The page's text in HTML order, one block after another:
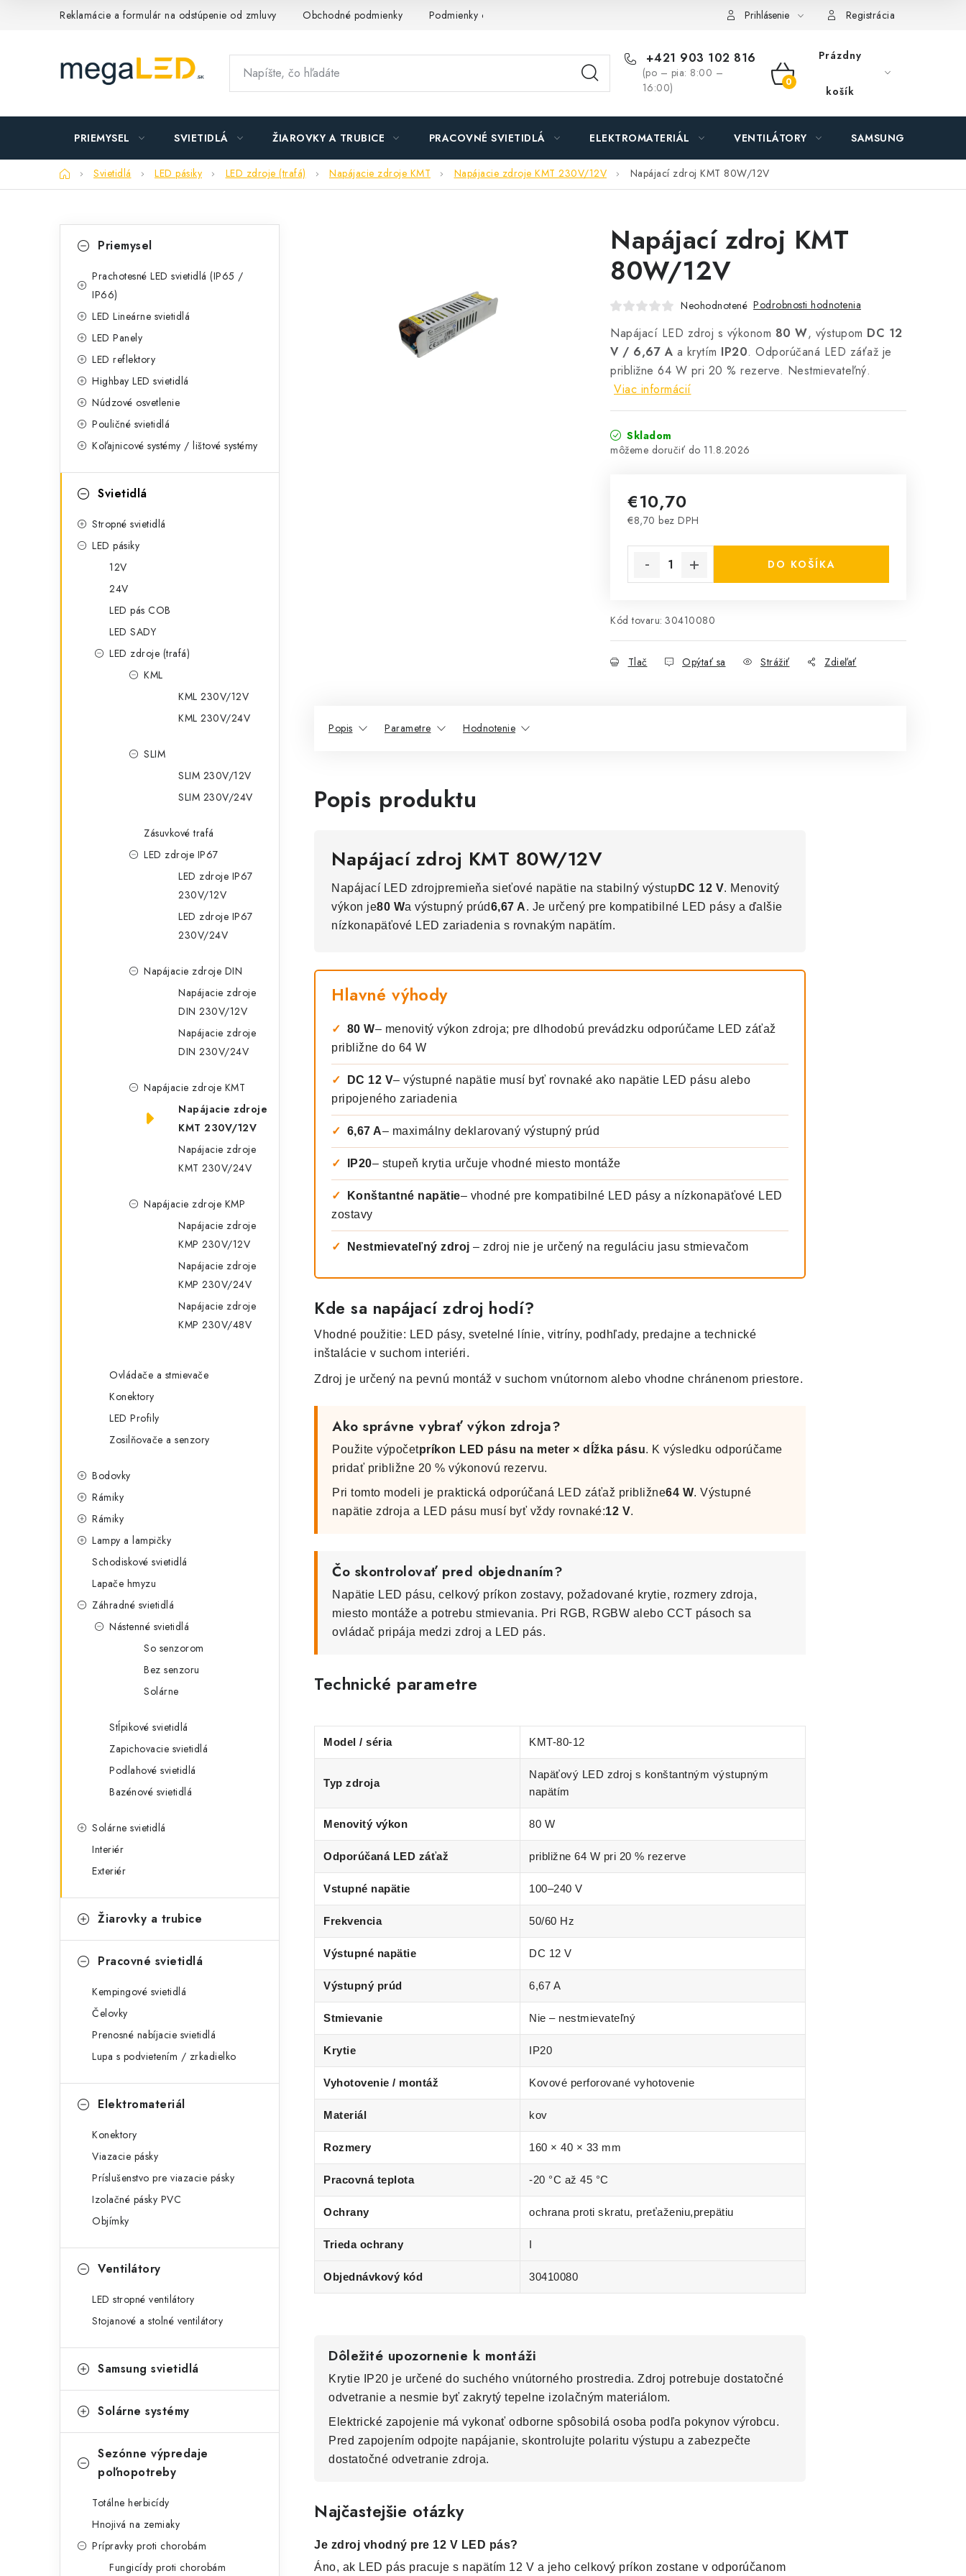
Reklamácie a formulár na odstúpenie od zmluvy Obchodné podmienky Podmienky ochrany osobných údajov O nás - MEGALED & JANTON Zákamenné Zľavy pre profíkov
Prihlásenie Registrácia
+421 903 102 816
(po – pia: 8:00 –
16:00)
NÁKUPNÝ
KOŠÍK
Prázdny
košík
PRIEMYSEL SVIETIDLÁ ŽIAROVKY A TRUBICE PRACOVNÉ SVIETIDLÁ ELEKTROMATERIÁL VENTILÁTORY SAMSUNG SVIETIDLÁ
DomovSvietidlá LED pásiky LED zdroje (trafá) Napájacie zdroje KMT Napájacie zdroje KMT 230V/12V Napájací zdroj KMT 80W/12V
l
kategóriePriemysel
Prachotesné LED svietidlá (IP65 /
IP66)
LED Lineárne svietidlá
LED Panely
LED reflektory
Highbay LED svietidlá
Núdzové osvetlenie
Pouličné svietidlá
Koľajnicové systémy / lištové systémy
Svietidlá
Stropné svietidlá
LED pásiky
12V
24V
LED pás COB
LED SADY
LED zdroje (trafá)
KML
KML 230V/12V
KML 230V/24V
SLIM
SLIM 230V/12V
SLIM 230V/24V
Zásuvkové trafá
LED zdroje IP67
LED zdroje IP67
230V/12V
LED zdroje IP67
230V/24V
Napájacie zdroje DIN
Napájacie zdroje
DIN 230V/12V
Napájacie zdroje
DIN 230V/24V
Napájacie zdroje KMT
Napájacie zdroje
KMT 230V/12V
Napájacie zdroje
KMT 230V/24V
Napájacie zdroje KMP
Napájacie zdroje
KMP 230V/12V
Napájacie zdroje
KMP 230V/24V
Napájacie zdroje
KMP 230V/48V
Ovládače a stmievače
Konektory
LED Profily
Zosilňovače a senzory
Bodovky
Rámiky
Rámiky
Lampy a lampičky
Schodiskové svietidlá
Lapače hmyzu
Záhradné svietidlá
Nástenné svietidlá
So senzorom
Bez senzoru
Solárne
Stĺpikové svietidlá
Zapichovacie svietidlá
Podlahové svietidlá
Bazénové svietidlá
Solárne svietidlá
Interiér
Exteriér
Žiarovky a trubice
Pracovné svietidlá
Kempingové svietidlá
Čelovky
Prenosné nabíjacie svietidlá
Lupa s podvietením / zrkadielko
Elektromateriál
Konektory
Viazacie pásky
Príslušenstvo pre viazacie pásky
Izolačné pásky PVC
Objímky
Ventilátory
LED stropné ventilátory
Stojanové a stolné ventilátory
Samsung svietidlá
Solárne systémy
Sezónne výpredaje
poľnopotreby
Totálne herbicídy
Hnojivá na zemiaky
Prípravky proti chorobám
Fungicídy proti chorobám
Napájací zdroj KMT
80W/12V
Neohodnotené Podrobnosti hodnotenia
Napájací LED zdroj s výkonom 80 W, výstupom DC 12
V / 6,67 A a krytím IP20. Odporúčaná LED záťaž je
približne 64 W pri 20 % rezerve. Nestmievateľný.
Viac informácií
Skladom
11.8.2026
€10,70
€8,70 bez DPH
DO KOŠÍKA
Kód tovaru: 30410080
Tlač Opýtať sa Strážiť Zdieľať
Popis Parametre Hodnotenie
Popis produktu
Napájací zdroj KMT 80W/12V
Napájací LED zdrojpremieňa sieťové napätie na stabilný výstup DC 12 V. Menovitý
výkon je80 Wa výstupný prúd6,67 A. Je určený pre kompatibilné LED pásy a ďalšie
nízkonapäťové LED zariadenia s rovnakým napätím.
Hlavné výhody
✓ 80 W– menovitý výkon zdroja; pre dlhodobú prevádzku odporúčame LED záťaž
približne do 64 W
✓ DC 12 V– výstupné napätie musí byť rovnaké ako napätie LED pásu alebo
pripojeného zariadenia
✓ 6,67 A– maximálny deklarovaný výstupný prúd
✓ IP20– stupeň krytia určuje vhodné miesto montáže
✓ Konštantné napätie– vhodné pre kompatibilné LED pásy a nízkonapäťové LED
zostavy
✓ Nestmievateľný zdroj – zdroj nie je určený na reguláciu jasu stmievačom
Kde sa napájací zdroj hodí?
Vhodné použitie: LED pásy, svetelné línie, vitríny, podhľady, predajne a technické
inštalácie v suchom interiéri.
Zdroj je určený na pevnú montáž v suchom vnútornom alebo vhodne chránenom priestore.
Ako správne vybrať výkon zdroja?
Použite výpočetpríkon LED pásu na meter × dĺžka pásu. K výsledku odporúčame
pridať približne 20 % výkonovú rezervu.
Pri tomto modeli je praktická odporúčaná LED záťaž približne64 W. Výstupné
napätie zdroja a LED pásu musí byť vždy rovnaké:12 V.
Čo skontrolovať pred objednaním?
Napätie LED pásu, celkový príkon zostavy, požadované krytie, rozmery zdroja,
miesto montáže a potrebu stmievania. Pri RGB, RGBW alebo CCT pásoch sa
ovládač pripája medzi zdroj a LED pás.
Technické parametre
Model / séria KMT-80-12
Typ zdroja
Napäťový LED zdroj s konštantným výstupným
napätím
Menovitý výkon 80 W
Odporúčaná LED záťaž približne 64 W pri 20 % rezerve
Vstupné napätie 100–240 V
Frekvencia 50/60 Hz
Výstupné napätie DC 12 V
Výstupný prúd 6,67 A
Stmievanie Nie – nestmievateľný
Krytie IP20
Vyhotovenie / montáž Kovové perforované vyhotovenie
Materiál kov
Rozmery 160 × 40 × 33 mm
Pracovná teplota -20 °C až 45 °C
Ochrany ochrana proti skratu, preťaženiu,prepätiu
Trieda ochrany I
Objednávkový kód 30410080
Dôležité upozornenie k montáži
Krytie IP20 je určené do suchého vnútorného prostredia. Zdroj potrebuje dostatočné
odvetranie a nesmie byť zakrytý tepelne izolačným materiálom.
Elektrické zapojenie má vykonať odborne spôsobilá osoba podľa pokynov výrobcu.
Pred zapojením odpojte napájanie, skontrolujte polaritu výstupu a zabezpečte
dostatočné odvetranie zdroja.
Najčastejšie otázky
Je zdroj vhodný pre 12 V LED pás?
Áno, ak LED pás pracuje s napätím 12 V a jeho celkový príkon zostane v odporúčanom